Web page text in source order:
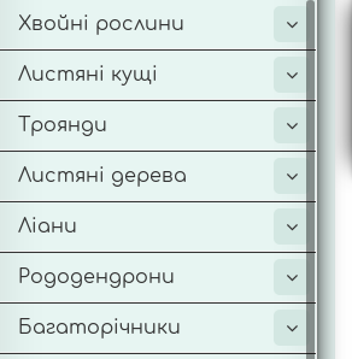
Хвойні рослини
Листяні кущі
Троянди
Листяні дерева
Ліани
Рододендрони
Багаторічники